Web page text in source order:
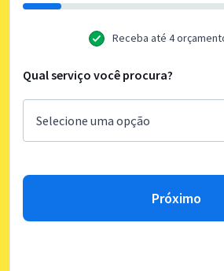
Receba até 4
Qual serviço você procura?
Próximo